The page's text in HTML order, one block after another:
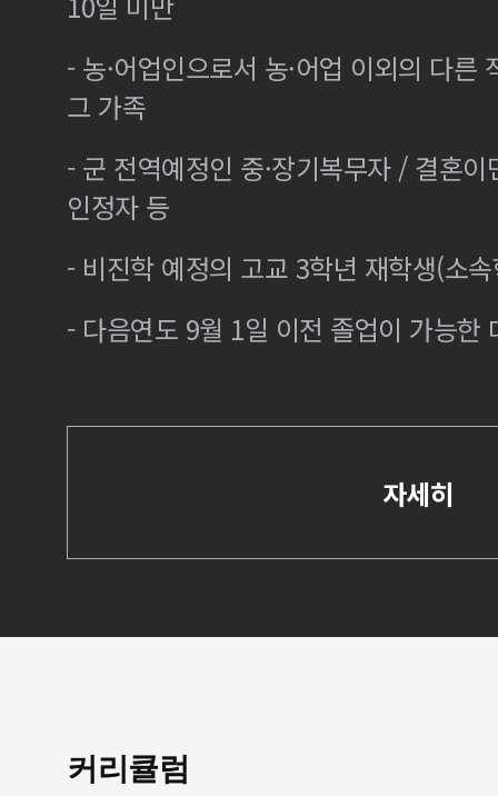
- 농·어업인으로서 농·어업 이외의 다른
그 가족
- 군 전역예정인 중·장기복무자 / 결혼
인정자 등
- 비진학 예정의 고교 3학년 재학생(소
- 다음연도 9월 1일 이전 졸업이 가능한
자세히
커리큘럼